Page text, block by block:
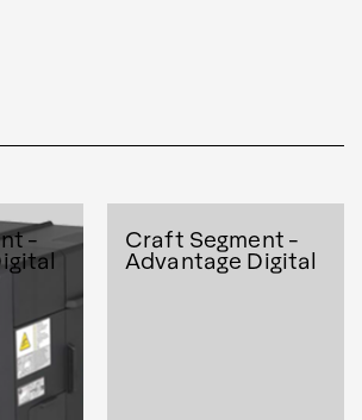
- Craft Segment -
Advantage Digital